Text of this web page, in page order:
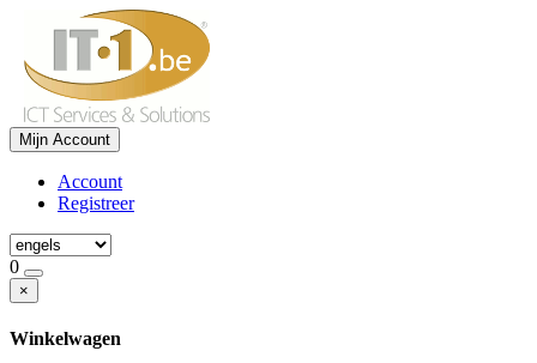
Mijn Account
Account
Registreer
0
×
Winkelwagen